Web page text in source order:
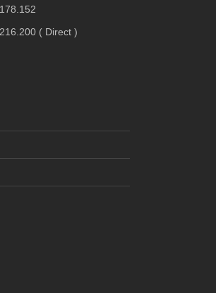
( Direct )